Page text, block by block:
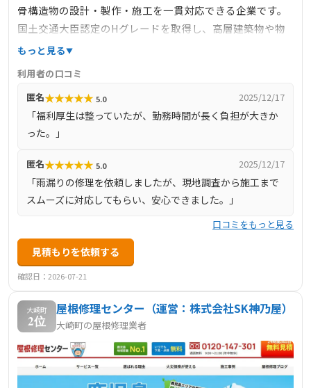
骨構造物の設計・製作・施工を一貫対応できる企業です。
国土交通大臣認定のHグレードを取得し、高層建築物や物
流施設など大型案件にも携わっています。CADによる高精
術を駆使しており、顧客の多様なニーズに応えられる技術
力が強みです。熊本県内の公共施設から民間プロジェクト
まで幅広く実績を持ち、信頼される施工力で地域の発展に
貢献しています。
もっと見る
利用者の口コミ
匿名★★★★★ 5.0 2025/12/17
「福利厚生は整っていたが、勤務時間が長く負担が大きか
った。」
匿名★★★★★ 5.0 2025/12/17
「雨漏りの修理を依頼しましたが、現地調査から施工まで
スムーズに対応してもらい、安心できました。」
口コミをもっと見る
見積もりを依頼する
確認日：2026-07-21
大崎町
2位
屋根修理センター（運営：株式会社SK神乃屋）
大崎町の屋根修理業者